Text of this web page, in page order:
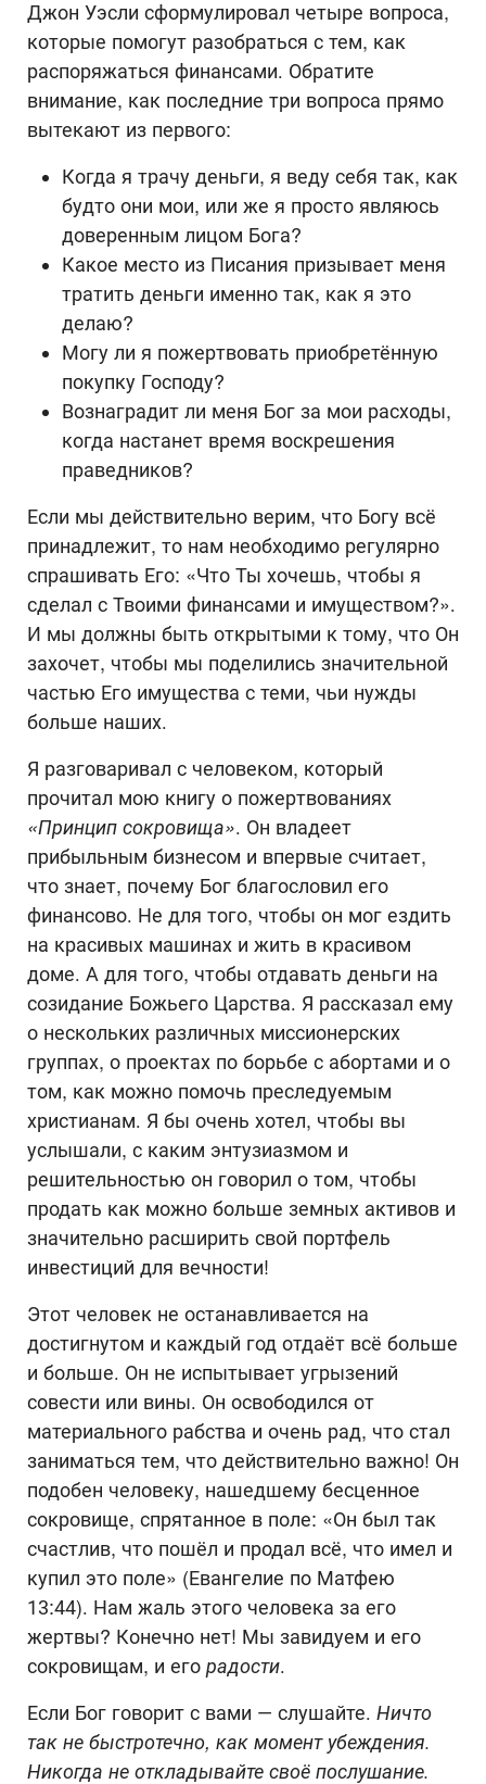
Джон Уэсли сформулировал четыре вопроса,
которые помогут разобраться с тем, как
распоряжаться финансами. Обратите
внимание, как последние три вопроса прямо
вытекают из первого:
Когда я трачу деньги, я веду себя так, как
будто они мои, или же я просто являюсь
доверенным лицом Бога?
Какое место из Писания призывает меня
тратить деньги именно так, как я это
делаю?
Могу ли я пожертвовать приобретённую
покупку Господу?
Вознаградит ли меня Бог за мои расходы,
когда настанет время воскрешения
праведников?
Если мы действительно верим, что Богу всё
принадлежит, то нам необходимо регулярно
спрашивать Его: «Что Ты хочешь, чтобы я
сделал с Твоими финансами и имуществом?».
И мы должны быть открытыми к тому, что Он
захочет, чтобы мы поделились значительной
частью Его имущества с теми, чьи нужды
больше наших.
Я разговаривал с человеком, который
прочитал мою книгу о пожертвованиях
«Принцип сокровища». Он владеет
прибыльным бизнесом и впервые считает,
что знает, почему Бог благословил его
финансово. Не для того, чтобы он мог ездить
на красивых машинах и жить в красивом
доме. А для того, чтобы отдавать деньги на
созидание Божьего Царства. Я рассказал ему
о нескольких различных миссионерских
группах, о проектах по борьбе с абортами и о
том, как можно помочь преследуемым
христианам. Я бы очень хотел, чтобы вы
услышали, с каким энтузиазмом и
решительностью он говорил о том, чтобы
продать как можно больше земных активов и
значительно расширить свой портфель
инвестиций для вечности!
Этот человек не останавливается на
достигнутом и каждый год отдаёт всё больше
и больше. Он не испытывает угрызений
совести или вины. Он освободился от
материального рабства и очень рад, что стал
заниматься тем, что действительно важно! Он
подобен человеку, нашедшему бесценное
сокровище, спрятанное в поле: «Он был так
счастлив, что пошёл и продал всё, что имел и
купил это поле» (Евангелие по Матфею
13:44). Нам жаль этого человека за его
жертвы? Конечно нет! Мы завидуем и его
сокровищам, и его радости.
Если Бог говорит с вами — слушайте. Ничто
так не быстротечно, как момент убеждения.
Никогда не откладывайте своё послушание.